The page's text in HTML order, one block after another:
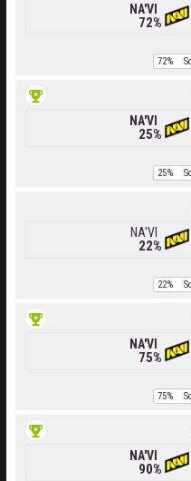
NA'VI
72%
72%
NA'VI
25%
25%
NA'VI
22%
22%
NA'VI
75%
75%
NA'VI
90%